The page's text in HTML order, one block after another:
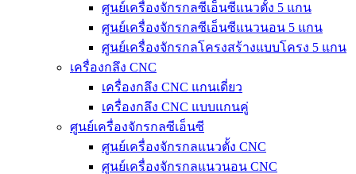
ศูนย์เครื่องจักรกลซีเอ็นซีแนวตั้ง 5 แกน
ศูนย์เครื่องจักรกลซีเอ็นซีแนวนอน 5 แกน
ศูนย์เครื่องจักรกลโครงสร้างแบบโครง 5 แกน
เครื่องกลึง CNC
เครื่องกลึง CNC แกนเดี่ยว
เครื่องกลึง CNC แบบแกนคู่
ศูนย์เครื่องจักรกลซีเอ็นซี
ศูนย์เครื่องจักรกลแนวตั้ง CNC
ศูนย์เครื่องจักรกลแนวนอน CNC